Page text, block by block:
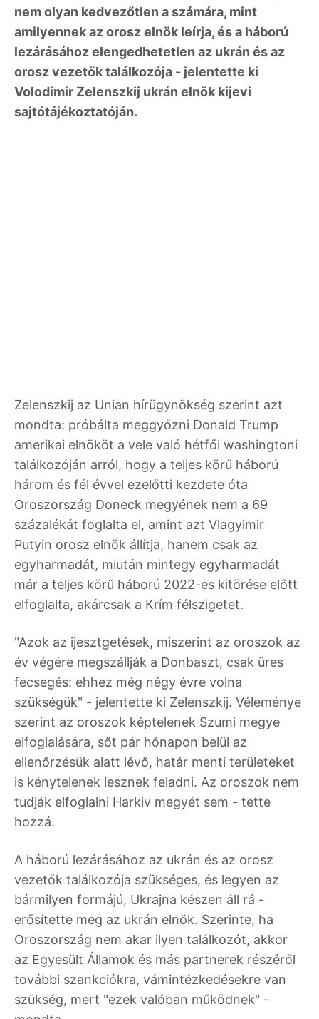
nem olyan kedvezőtlen a számára, mint
amilyennek az orosz elnök leírja, és a háború
lezárásához elengedhetetlen az ukrán és az
orosz vezetők találkozója - jelentette ki
Volodimir Zelenszkij ukrán elnök kijevi
sajtótájékoztatóján.
Zelenszkij az Unian hírügynökség szerint azt
mondta: próbálta meggyőzni Donald Trump
amerikai elnököt a vele való hétfői washingtoni
találkozóján arról, hogy a teljes körű háború
három és fél évvel ezelőtti kezdete óta
Oroszország Doneck megyének nem a 69
százalékát foglalta el, amint azt Vlagyimir
Putyin orosz elnök állítja, hanem csak az
egyharmadát, miután mintegy egyharmadát
már a teljes körű háború 2022-es kitörése előtt
elfoglalta, akárcsak a Krím félszigetet.
"Azok az ijesztgetések, miszerint az oroszok az
év végére megszállják a Donbaszt, csak üres
fecsegés: ehhez még négy évre volna
szükségük" - jelentette ki Zelenszkij. Véleménye
szerint az oroszok képtelenek Szumi megye
elfoglalására, sőt pár hónapon belül az
ellenőrzésük alatt lévő, határ menti területeket
is kénytelenek lesznek feladni. Az oroszok nem
tudják elfoglalni Harkiv megyét sem - tette
hozzá.
A háború lezárásához az ukrán és az orosz
vezetők találkozója szükséges, és legyen az
bármilyen formájú, Ukrajna készen áll rá -
erősítette meg az ukrán elnök. Szerinte, ha
Oroszország nem akar ilyen találkozót, akkor
az Egyesült Államok és más partnerek részéről
további szankciókra, vámintézkedésekre van
szükség, mert "ezek valóban működnek" -